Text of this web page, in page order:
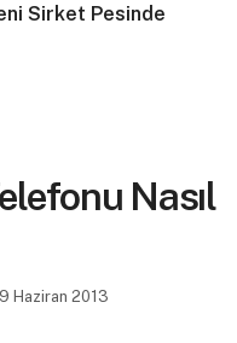
Sirket Pesinde
Nasıl
9 Haziran 2013